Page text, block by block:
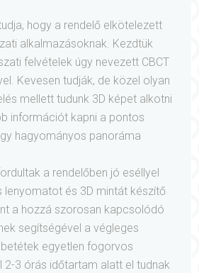
hogy a rendelő elkötelezett
alkalmazásoknak. Kezdtük
felvételek úgy nevezett CBCT
Kevesen tudják, de közel olyan
mellett tudunk 3D képet alkotni
információt kapni a pontos
hagyományos panoráma
a rendelőben jó eséllyel
lenyomatot és 3D mintát készítő
a hozzá szorosan kapcsolódó
segítségével a végleges
egyetlen fogorvos
2-3 órás időtartam alatt el tudnak